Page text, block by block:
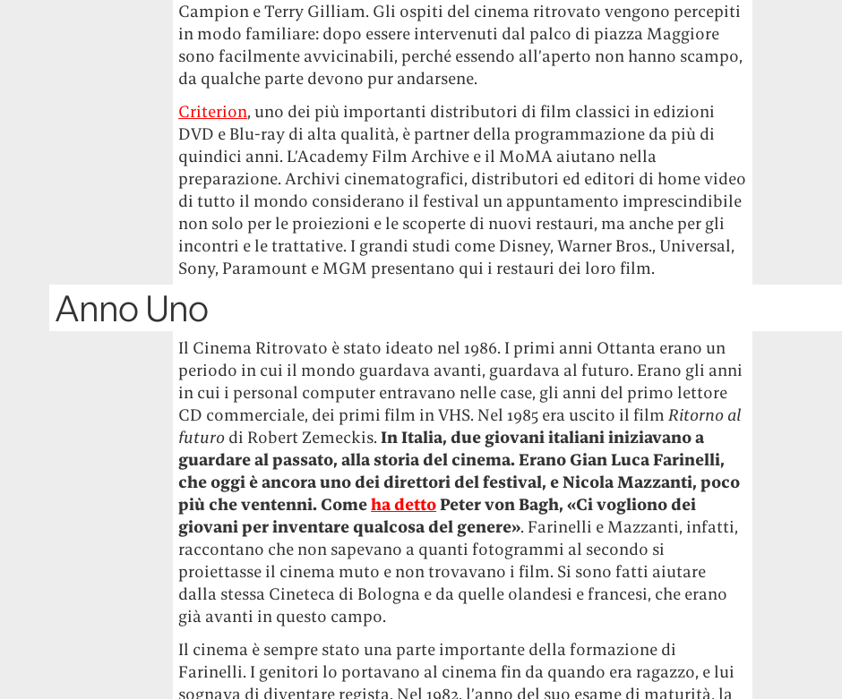
Campion e Terry Gilliam. Gli ospiti del cinema ritrovato vengono percepiti
in modo familiare: dopo essere intervenuti dal palco di piazza Maggiore
sono facilmente avvicinabili, perché essendo all’aperto non hanno scampo,
da qualche parte devono pur andarsene.
Criterion, uno dei più importanti distributori di film classici in edizioni
DVD e Blu-ray di alta qualità, è partner della programmazione da più di
quindici anni. L’Academy Film Archive e il MoMA aiutano nella
preparazione. Archivi cinematografici, distributori ed editori di home video
di tutto il mondo considerano il festival un appuntamento imprescindibile
non solo per le proiezioni e le scoperte di nuovi restauri, ma anche per gli
incontri e le trattative. I grandi studi come Disney, Warner Bros., Universal,
Sony, Paramount e MGM presentano qui i restauri dei loro film.
Anno Uno
Il Cinema Ritrovato è stato ideato nel 1986. I primi anni Ottanta erano un
periodo in cui il mondo guardava avanti, guardava al futuro. Erano gli anni
in cui i personal computer entravano nelle case, gli anni del primo lettore
CD commerciale, dei primi film in VHS. Nel 1985 era uscito il filmRitorno al
futuro di Robert Zemeckis.In Italia, due giovani italiani iniziavano a
guardare al passato, alla storia del cinema. Erano Gian Luca Farinelli,
che oggi è ancora uno dei direttori del festival, e Nicola Mazzanti, poco
più che ventenni. Comeha dettoPeter von Bagh, «Ci vogliono dei
giovani per inventare qualcosa del genere». Farinelli e Mazzanti, infatti,
raccontano che non sapevano a quanti fotogrammi al secondo si
proiettasse il cinema muto e non trovavano i film. Si sono fatti aiutare
dalla stessa Cineteca di Bologna e da quelle olandesi e francesi, che erano
già avanti in questo campo.
Il cinema è sempre stato una parte importante della formazione di
Farinelli. I genitori lo portavano al cinema fin da quando era ragazzo, e lui
sognava di diventare regista. Nel 1982, l’anno del suo esame di maturità, la